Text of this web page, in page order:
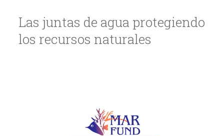
Las juntas de agua protegiendo
los recursos naturales